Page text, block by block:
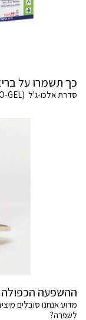
כך תשמרו על
סדרת אלכו-ג'ל (ALCO-GEL) וסדרת אלכו-ג'ל PHARMA WIPES
ההשפעה הכפולה
מדוע אנחנו סובלים
לשפרה?